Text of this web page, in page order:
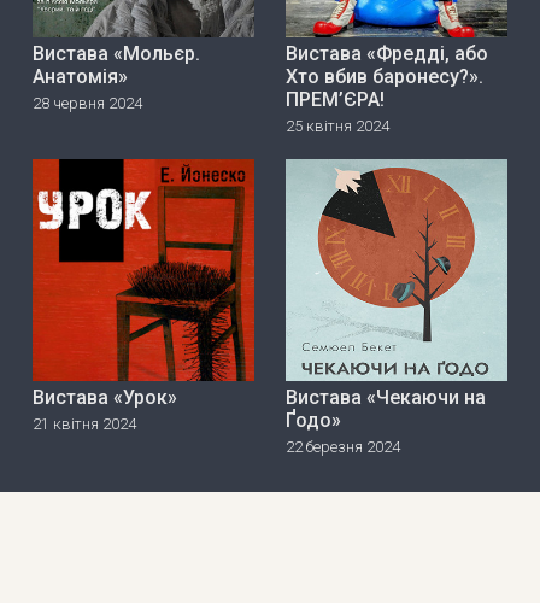
Вистава «Мольєр.
Анатомія»
28 червня 2024
Вистава «Фредді, або
Хто вбив баронесу?».
ПРЕМ’ЄРА!
25 квітня 2024
Вистава «Урок»
21 квітня 2024
Вистава «Чекаючи на
Ґодо»
22 березня 2024